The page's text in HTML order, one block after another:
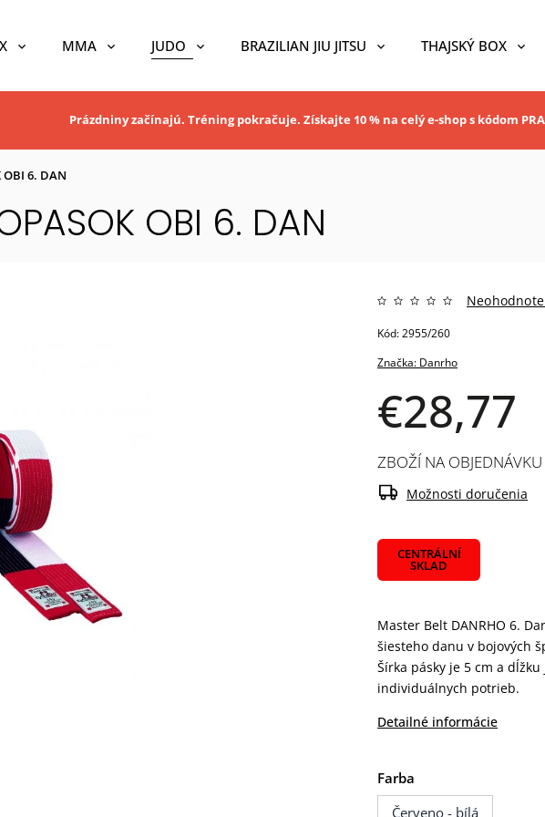
MMA JUDO BRAZILIAN JIU JITSU THAJSKÝ BOX
Prázdniny začínajú. Tréning pokračuje. Získajte 10 % na celý e-shop s kódom
OBI 6. DAN
OBI 6. DAN
Značka: Danrho
€28,77
Kód:2955/260
CENTRÁLNÍ
SKLAD
Master Belt DANRHO 6.
šiesteho danu v bojových
Šírka pásky je 5 cm a
individuálnych potrieb.
Detailné informácie
Farba
Červeno - bílá
ZBOŽÍ NA OBJEDNÁVKU
Možnosti doručenia